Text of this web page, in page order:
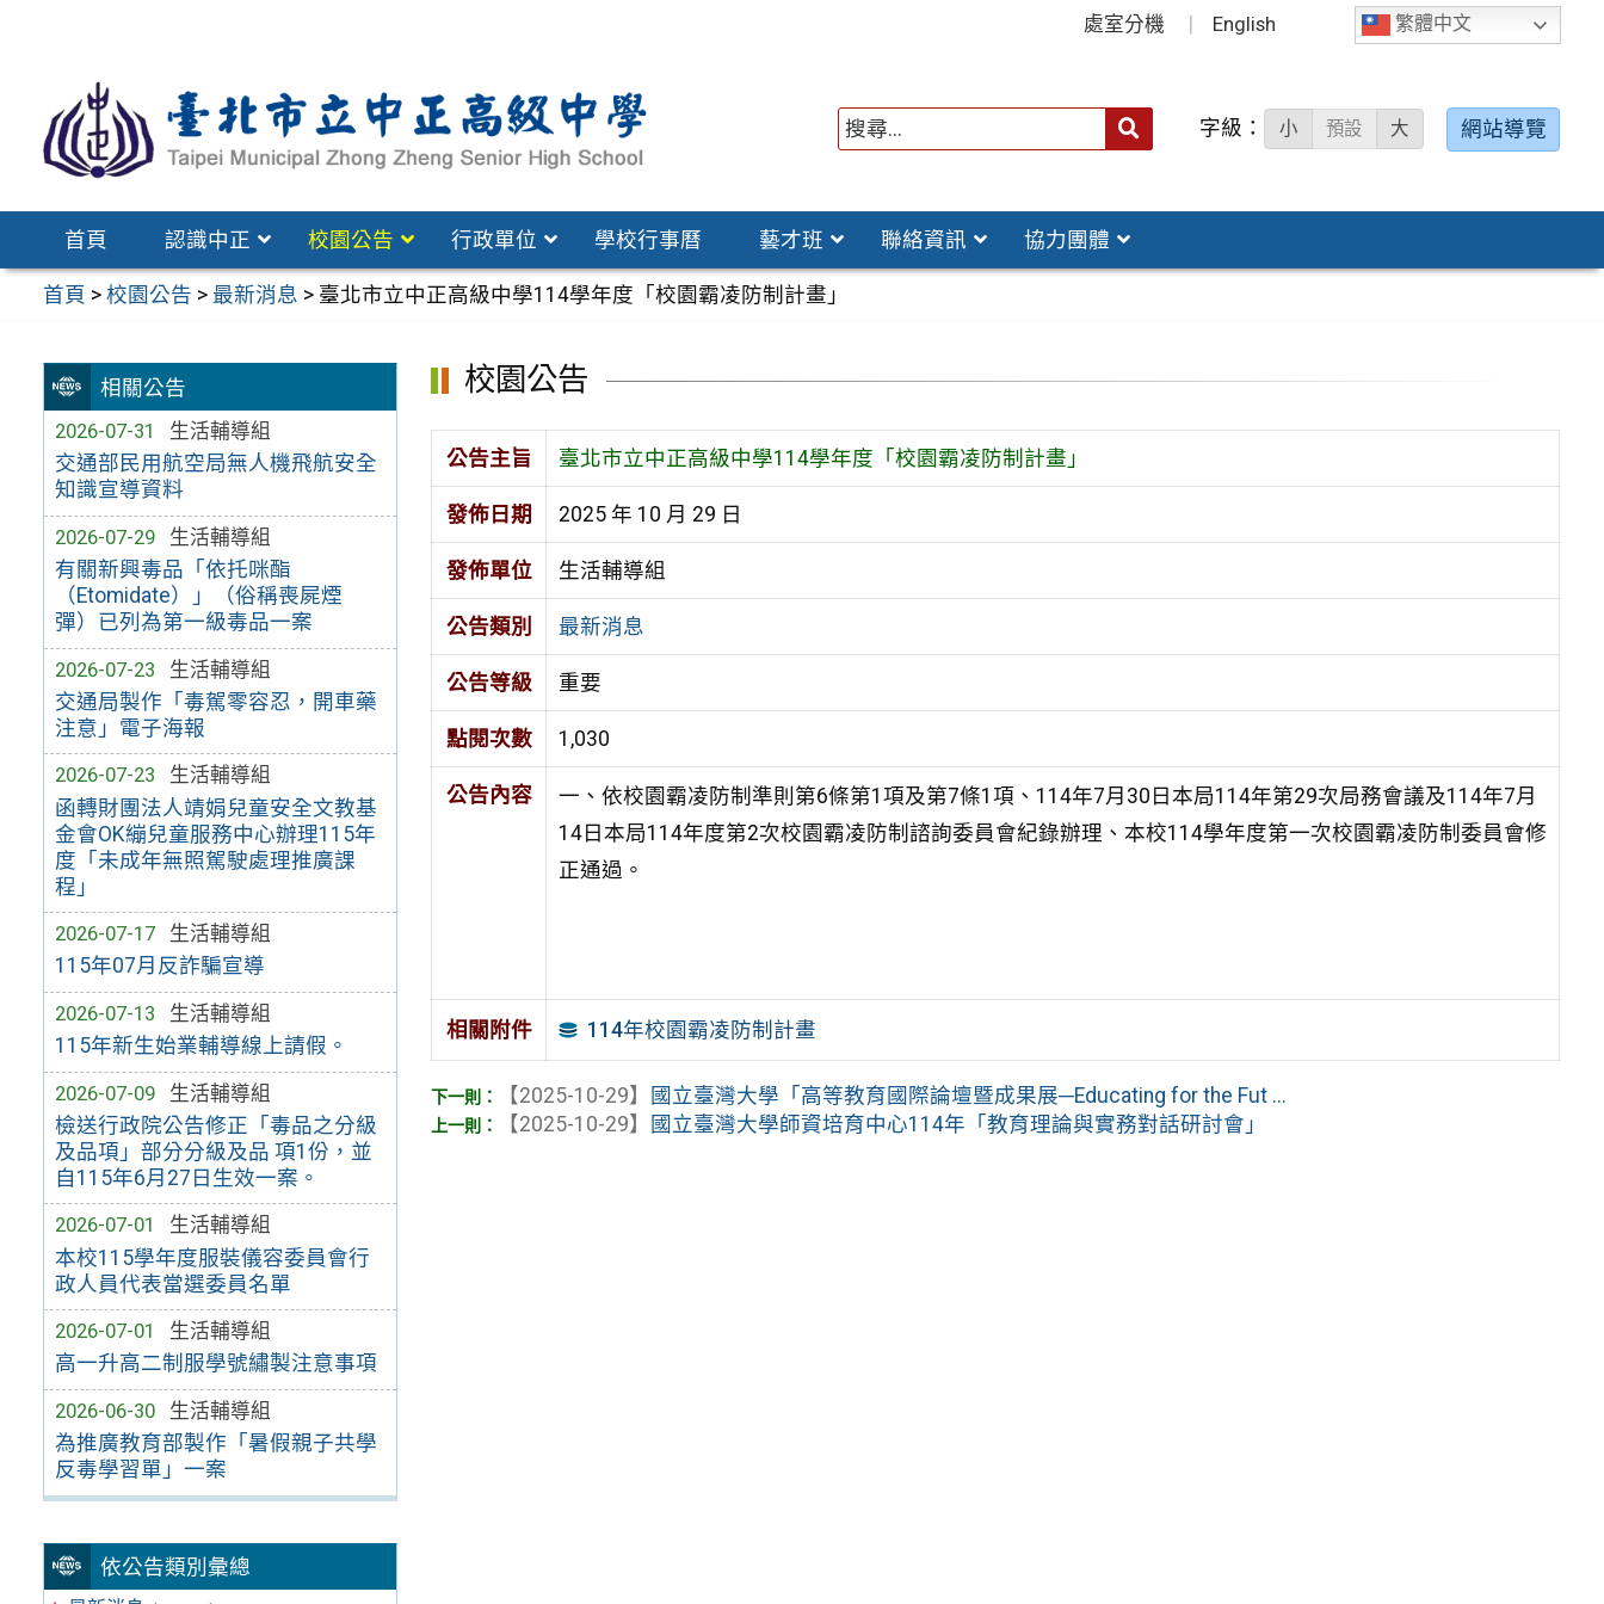
區
繁體中文
處室分機 English
字級： 小 預設 大 網站導覽
首頁 認識中正 校園公告 行政單位 學校行事曆 藝才班 聯絡資訊 協力團體
首頁 >校園公告 > 最新消息 > 臺北市立中正高級中學114學年度「校園霸凌防制計畫」
相關公告
2026-07-31
生活輔導組
交通部民用航空局無人機飛航安全
知識宣導資料
2026-07-29
生活輔導組
有關新興毒品「依托咪酯
（Etomidate）」（俗稱喪屍煙
彈）已列為第一級毒品一案
2026-07-23
生活輔導組
交通局製作「毒駕零容忍，開車藥
注意」電子海報
2026-07-23
生活輔導組
函轉財團法人靖娟兒童安全文教基
金會OK繃兒童服務中心辦理115年
度「未成年無照駕駛處理推廣課
程」
2026-07-17
生活輔導組
115年07月反詐騙宣導
2026-07-13
生活輔導組
115年新生始業輔導線上請假。
2026-07-09
生活輔導組
檢送行政院公告修正「毒品之分級
及品項」部分分級及品 項1份，並
自115年6月27日生效一案。
2026-07-01
生活輔導組
本校115學年度服裝儀容委員會行
政人員代表當選委員名單
2026-07-01
生活輔導組
高一升高二制服學號繡製注意事項
2026-06-30
生活輔導組
為推廣教育部製作「暑假親子共學
反毒學習單」一案
依公告類別彙總
校園公告
公告主旨 臺北市立中正高級中學114學年度「校園霸凌防制計畫」
發佈日期 2025 年 10 月 29 日
發佈單位 生活輔導組
公告類別 最新消息
公告等級 重要
點閱次數 1,030
公告內容
一、依校園霸凌防制準則第6條第1項及第7條1項、114年7月30日本局114年第29次局務會議及114年7月
14日本局114年度第2次校園霸凌防制諮詢委員會紀錄辦理、本校114學年度第一次校園霸凌防制委員會修
正通過。
相關附件 114年校園霸凌防制計畫
【2025-10-29】
國立臺灣大學「高等教育國際論壇暨成果展─Educating for the Fut ...
【2025-10-29】
國立臺灣大學師資培育中心114年「教育理論與實務對話研討會」